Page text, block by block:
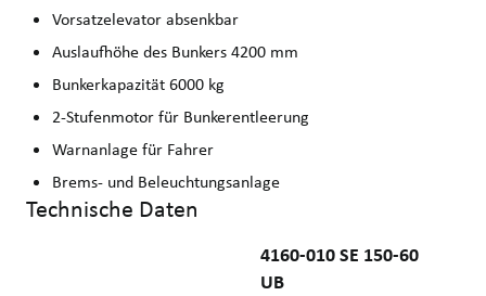
Vorsatzelevator absenkbar
Auslaufhöhe des Bunkers 4200 mm
Bunkerkapazität 6000 kg
2-Stufenmotor für Bunkerentleerung
Warnanlage für Fahrer
Brems- und Beleuchtungsanlage
Technische Daten
4160-010 SE 150-60
UB